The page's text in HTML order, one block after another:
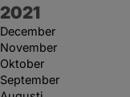
År:
2021
December
November
Oktober
September